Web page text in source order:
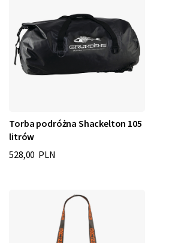
Torba podróżna Shackelton 105
litrów
528,00 PLN